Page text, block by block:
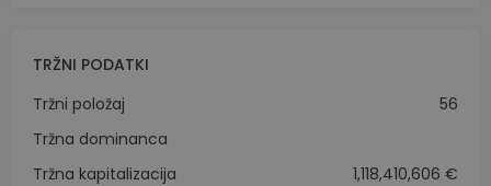
TRŽNI PODATKI
Tržni položaj
56
Tržna dominanca
Tržna kapitalizacija
1,118,410,606 €